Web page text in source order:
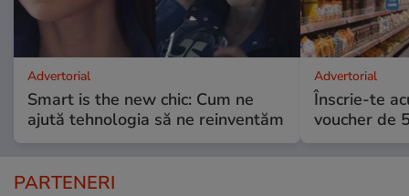
Advertorial
Smart is the new chic: Cum ne
ajută tehnologia să ne reinventăm
Advertorial
Înscrie-te
voucher de
PARTENERI